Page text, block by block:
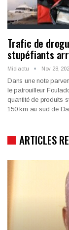
Trafic de
stupéfiants
Midiactu Nov 28,
Dans une note
le patrouilleur
quantité de produits
150 km au sud de
ARTICLES